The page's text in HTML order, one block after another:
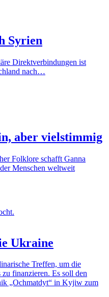
Syrien
Direktverbindungen ist
nach…
aber vielstimmig
Folklore schafft Ganna
Menschen weltweit
Ukraine
Treffen, um die
finanzieren. Es soll den
„Ochmatdyt“ in Kyjiw zum